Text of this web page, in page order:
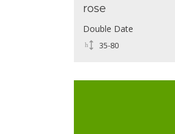
rose
Double Date
35-80